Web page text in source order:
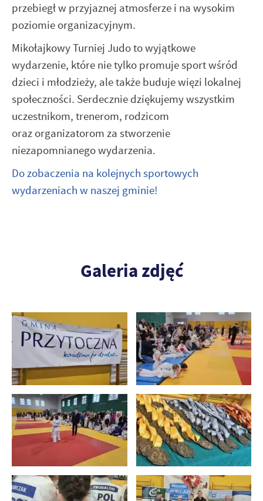
przebiegł w przyjaznej atmosferze i na wysokim
poziomie organizacyjnym.
Mikołajkowy Turniej Judo to wyjątkowe
wydarzenie, które nie tylko promuje sport wśród
dzieci i młodzieży, ale także buduje więzi lokalnej
społeczności. Serdecznie dziękujemy wszystkim
uczestnikom, trenerom, rodzicom
oraz organizatorom za stworzenie
niezapomnianego wydarzenia.
Do zobaczenia na kolejnych sportowych
wydarzeniach w naszej gminie!
Galeria zdjęć